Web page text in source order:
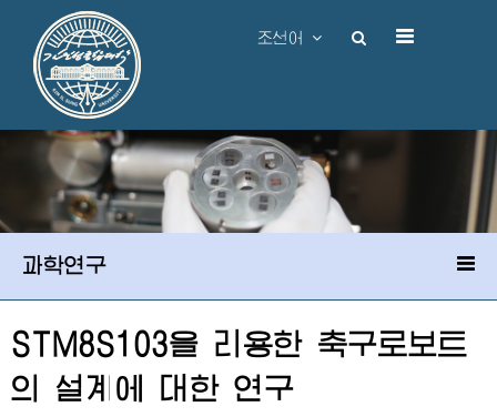
조선어
과학연구
STM8S103을 리용한 축구로보트
의 설계에 대한 연구